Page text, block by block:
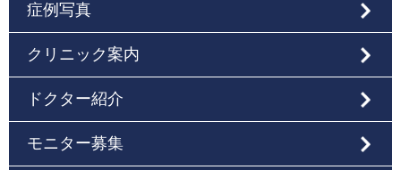
症例写真
クリニック案内
ドクター紹介
モニター募集